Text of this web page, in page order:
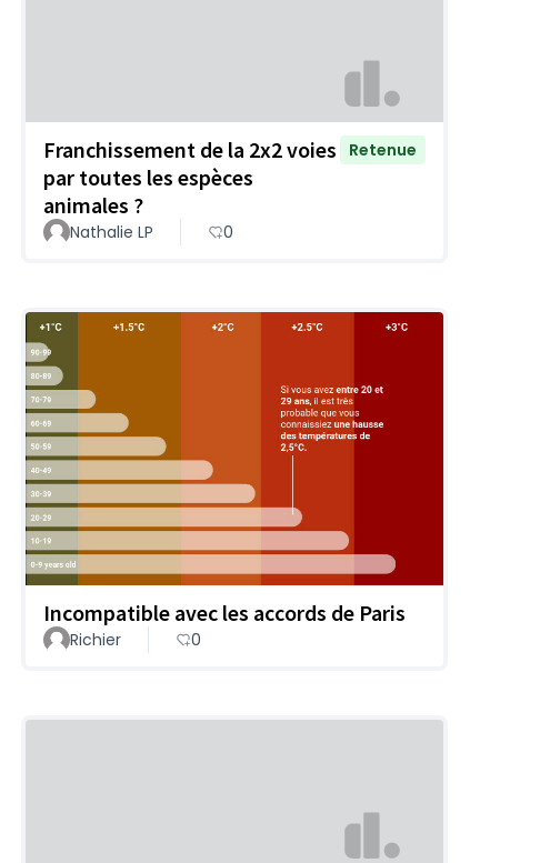
Franchissement de la 2x2 voies
par toutes les espèces
animales ?
Retenue
Nathalie LP 0
Incompatible avec les accords de Paris
Richier 0